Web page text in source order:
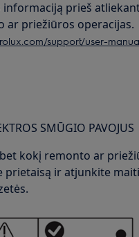
informaciją prieš
ar priežiūros operacijas.
support/user-
SMŪGIO PAVOJUS
kokį remonto ar
prietaisą ir atjunkite